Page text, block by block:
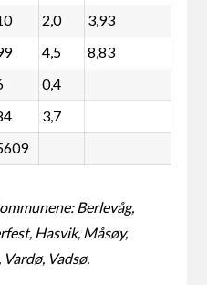
2,0 3,93
4,5 8,83
0,4
3,7
Berlevåg,
Hasvik, Måsøy,
Vadsø.